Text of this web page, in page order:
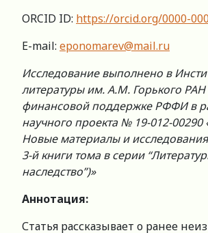
ORCID ID: https://orcid.org/0000-
E-mail: eponomarev@mail.ru
Исследование выполнено в
литературы им. А.М. Горького
финансовой поддержке РФФИ в
научного проекта № 19-012-00290
Новые материалы и
3-й книги тома в серии
наследство”)»
Аннотация:
Статья рассказывает о ранее